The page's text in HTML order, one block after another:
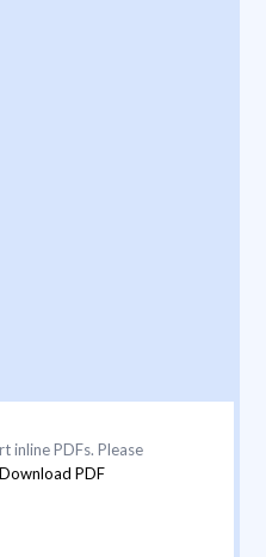
inline PDFs. Please
Download PDF